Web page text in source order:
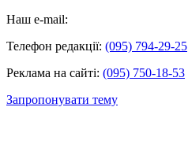
Наш e-mail:
Телефон редакції: (095) 794-29-25
Реклама на сайті: (095) 750-18-53
Запропонувати тему